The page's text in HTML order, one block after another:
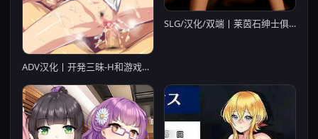
ADV汉化丨开発三昧-H和游戏都要开发 游戏+动画【20230818】
SLG/汉化/双端丨莱茵石绅士俱乐部 Rhinestone Gentleman's Club Ch.1Day3P1【20251004】